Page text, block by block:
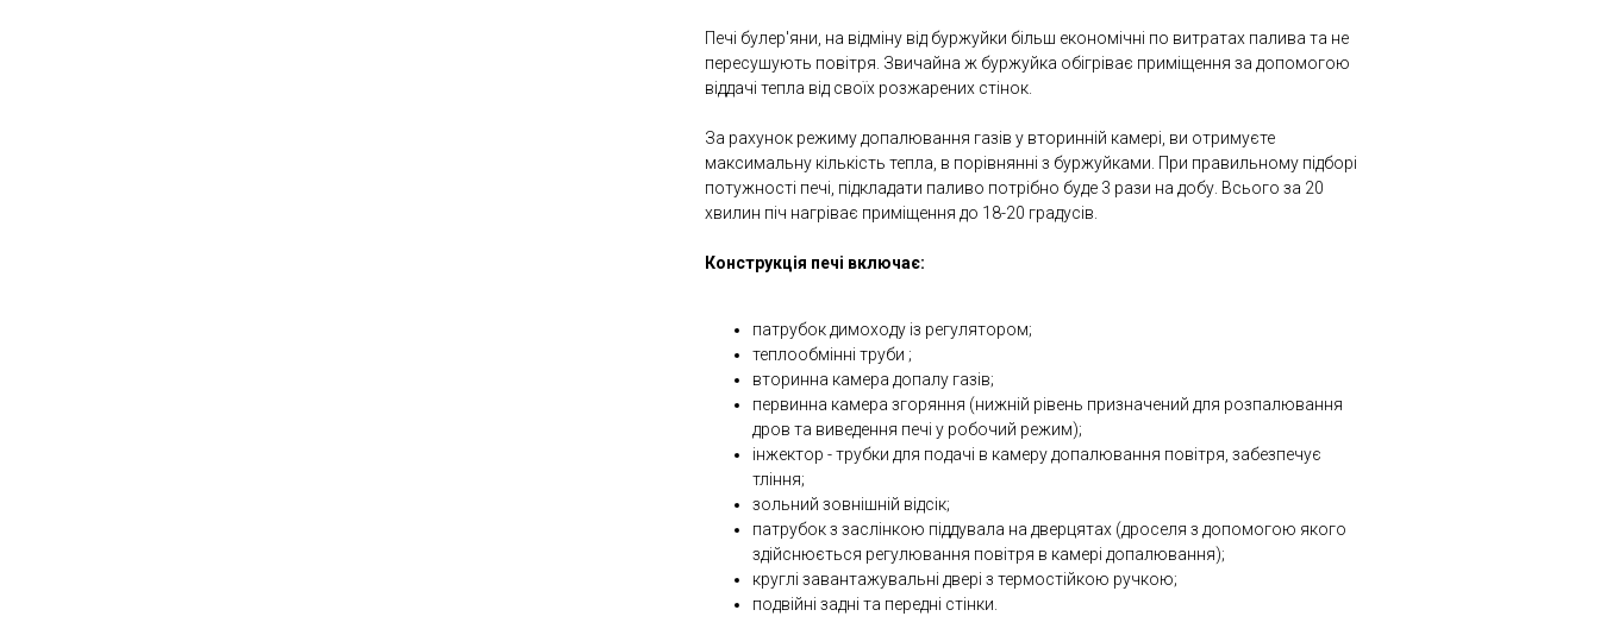
Печі булер'яни, на відміну від буржуйки більш економічні по витратах палива та не
пересушують повітря. Звичайна ж буржуйка обігріває приміщення за допомогою
віддачі тепла від своїх розжарених стінок.
За рахунок режиму допалювання газів у вторинній камері, ви отримуєте
максимальну кількість тепла, в порівнянні з буржуйками. При правильному підборі
потужності печі, підкладати паливо потрібно буде 3 рази на добу. Всього за 20
хвилин піч нагріває приміщення до 18-20 градусів.
Конструкція печі включає:
патрубок димоходу із регулятором;
теплообмінні труби ;
вторинна камера допалу газів;
первинна камера згоряння (нижній рівень призначений для розпалювання
дров та виведення печі у робочий режим);
інжектор - трубки для подачі в камеру допалювання повітря, забезпечує
тління;
зольний зовнішній відсік;
патрубок з заслінкою піддувала на дверцятах (дроселя з допомогою якого
здійснюється регулювання повітря в камері допалювання);
круглі завантажувальні двері з термостійкою ручкою;
подвійні задні та передні стінки.